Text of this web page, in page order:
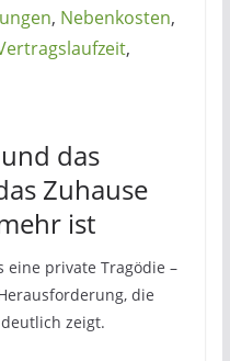
, Nebenkosten,
,
das
Zuhause
ist
eine private Tragödie –
die
zeigt.